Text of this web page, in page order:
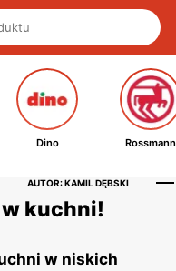
Dino Rossmann
AUTOR: KAMIL DĘBSKI
kuchni!
w niskich